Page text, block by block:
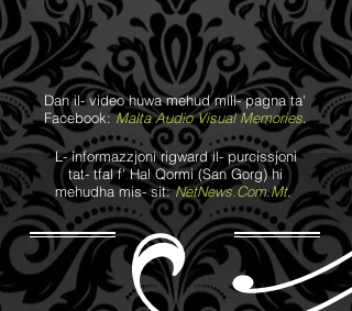
Dan il- video huwa mehud mill- pagna ta'
Facebook:Malta Audio Visual Memories.
L- informazzjoni rigward il- purcissjoni
tat- tfal f' Hal Qormi (San Gorg) hi
mehudha mis- sit:NetNews.Com.Mt.